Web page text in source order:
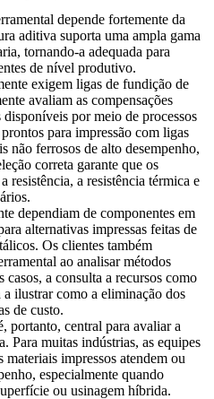
depende fortemente da
aditiva suporta uma ampla gama
tornando-a adequada para
de nível produtivo.
exigem ligas de fundição de
avaliam as compensações
disponíveis por meio de processos
para impressão com ligas
não ferrosos de alto desempenho,
correta garante que os
resistência, a resistência térmica e
dependiam de componentes em
alternativas impressas feitas de
Os clientes também
ao analisar métodos
a consulta a recursos como
a ilustrar como a eliminação dos
de custo.
portanto, central para avaliar a
Para muitas indústrias, as equipes
materiais impressos atendem ou
especialmente quando
ou usinagem híbrida.